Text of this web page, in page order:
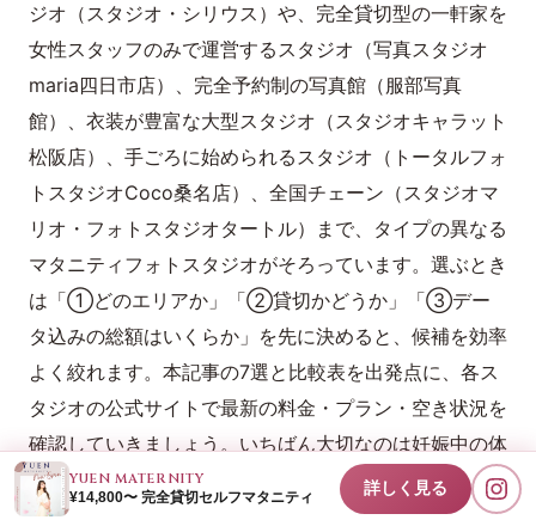
ジオ（スタジオ・シリウス）や、完全貸切型の一軒家を
女性スタッフのみで運営するスタジオ（写真スタジオ
maria四日市店）、完全予約制の写真館（服部写真
館）、衣装が豊富な大型スタジオ（スタジオキャラット
松阪店）、手ごろに始められるスタジオ（トータルフォ
トスタジオCoco桑名店）、全国チェーン（スタジオマ
リオ・フォトスタジオタートル）まで、タイプの異なる
マタニティフォトスタジオがそろっています。選ぶとき
は「①どのエリアか」「②貸切かどうか」「③デー
タ込みの総額はいくらか」を先に決めると、候補を効率
よく絞れます。本記事の7選と比較表を出発点に、各ス
タジオの公式サイトで最新の料金・プラン・空き状況を
確認していきましょう。いちばん大切なのは妊娠中の体
調です。移動時間や撮影時間まで含めて無理のない計画
を立て、納得のいくマタニティフォトでかけがえのない
YUEN MATERNITY
¥14,800〜 完全貸切セルフマタニティ 詳しく見る